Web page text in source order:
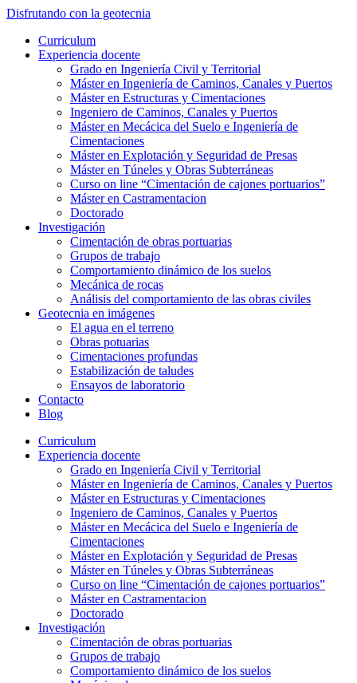
Saltar
contenido
principal
Disfrutando con la geotecnia
AlternarCurriculum
Experiencia docente
Grado en Ingeniería Civil y Territorial
Máster en Ingeniería de Caminos, Canales y Puertos
Máster en Estructuras y Cimentaciones
Ingeniero de Caminos, Canales y Puertos
Máster en Mecácica del Suelo e Ingeniería de
Cimentaciones
Máster en Explotación y Seguridad de Presas
Máster en Túneles y Obras Subterráneas
Curso on line “Cimentación de cajones portuarios”
Máster en Castramentacion
Doctorado
Investigación
Cimentación de obras portuarias
Grupos de trabajo
Comportamiento dinámico de los suelos
Mecánica de rocas
Análisis del comportamiento de las obras civiles
Geotecnia en imágenes
El agua en el terreno
Obras potuarias
Cimentaciones profundas
Estabilización de taludes
Ensayos de laboratorio
Contacto
Blog
Curriculum
Experiencia docente
Grado en Ingeniería Civil y Territorial
Máster en Ingeniería de Caminos, Canales y Puertos
Máster en Estructuras y Cimentaciones
Ingeniero de Caminos, Canales y Puertos
Máster en Mecácica del Suelo e Ingeniería de
Cimentaciones
Máster en Explotación y Seguridad de Presas
Máster en Túneles y Obras Subterráneas
Curso on line “Cimentación de cajones portuarios”
Máster en Castramentacion
Doctorado
Investigación
Cimentación de obras portuarias
Grupos de trabajo
Comportamiento dinámico de los suelos